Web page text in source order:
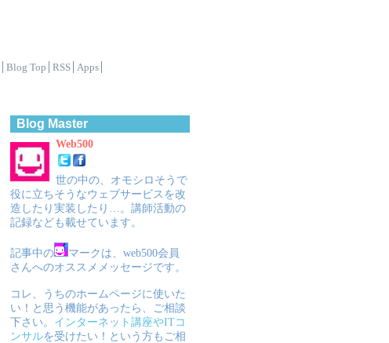
Blog Top RSS Apps
Blog Master
Web500
世の中の、オモシロそうで
役に立ちそうなウェブサービスを改
造したり実装したり…。講師活動の
記録なども載せています。
記事中の
マークは、web500会員
さんへのオススメメッセージです。
コレ、うちのホームページに使いた
い！と思う機能があったら、ご相談
下さい。 インターネット講座やITコ
ンサルを受けたい！という方もご相